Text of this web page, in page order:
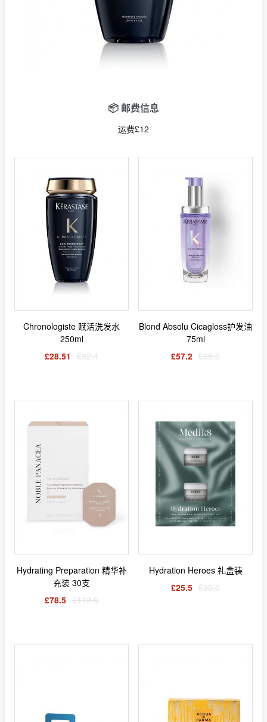
📦 邮费信息
运费£12
Chronologiste 赋活洗发水
250ml
£28.51 £32.4
Blond Absolu Cicagloss护发油
75ml
£57.2 £65.0
Hydrating Preparation 精华补
充装 30支
£78.5 £112.0
Hydration Heroes 礼盒装
£25.5 £30.0